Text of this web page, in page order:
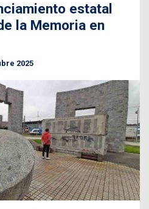
estatal
la Memoria en
2025